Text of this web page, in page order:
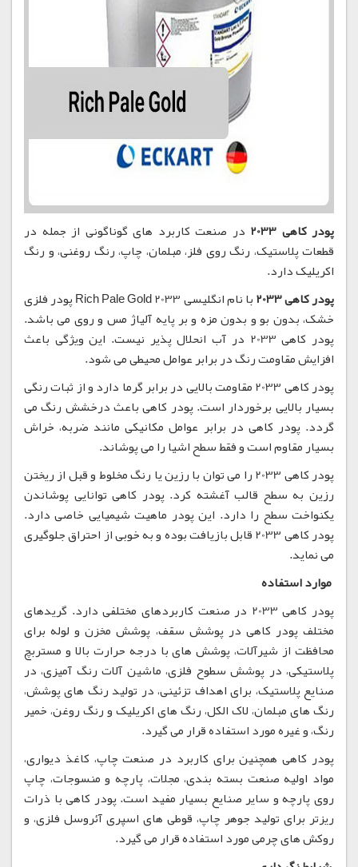
پودر کاهی 2033
در صنعت کاربرد های گوناگونی از جمله در
قطعات پلاستیک، رنگ روی فلز، مبلمان، چاپ، رنگ روغنی، و رنگ
اکریلیک دارد.
پودر کاهی 2033
با نام انگلیسی Rich Pale Gold 2033 پودر فلزی
خشک، بدون بو و بدون مزه و بر پایه آلیاژ مس و روی می باشد.
پودر کاهی 2033 در آب انحلال پذیر نیست. این ویژگی باعث
افزایش مقاومت رنگ در برابر عوامل محیطی می شود.
پودر کاهی 2033 مقاومت بالایی در برابر گرما دارد و از ثبات رنگی
بسیار بالایی برخوردار است. پودر کاهی باعث درخشش رنگ می
گردد. پودر کاهی در برابر عوامل مکانیکی مانند ضربه، خراش
بسیار مقاوم است و فقط سطح اشیا را می پوشاند.
پودر کاهی 2033 را می توان با رزین یا رنگ مخلوط و قبل از ریختن
رزین به سطح قالب آغشته کرد. پودر کاهی توانایی پوشاندن
یکنواخت سطح را دارد. این پودر ماهیت شیمیایی خاصی دارد.
پودر کاهی 2033 قابل بازیافت بوده و به خوبی از احتراق جلوگیری
می نماید.
موارد استفاده
پودر کاهی 2033 در صنعت کاربردهای مختلفی دارد. گریدهای
مختلف پودر کاهی در پوشش سقف، پوشش مخزن و لوله برای
محافظت از شیرآلات، پوشش های با درجه حرارت بالا و مستربچ
پلاستیکی، در پوشش سطوح فلزی، ماشین آلات رنگ آمیزی، در
صنایع پلاستیک، برای اهداف تزئینی، در تولید رنگ های پوشش،
رنگ های مبلمان، لاک الکل، رنگ های اکریلیک و رنگ روغن، خمیر
رنگ، و غیره مورد استفاده قرار می گیرد.
پودر کاهی همچنین برای کاربرد در صنعت چاپ، کاغذ دیواری،
مواد اولیه صنعت بسته بندی، مجلات، پارچه و منسوجات، چاپ
روی پارچه و سایر صنایع بسیار مفید است. پودر کاهی با ذرات
ریزتر برای تولید جوهر چاپ، قوطی های اسپری آئروسل فلزی، و
روکش های چرمی مورد استفاده قرار می گیرد.